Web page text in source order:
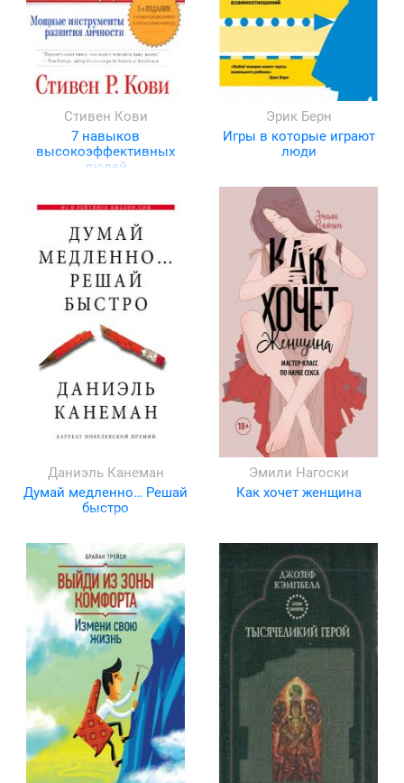
Стивен Кови
7 навыков
высокоэффективных
людей
Эрик Берн
Игры в которые играют
люди
Даниэль Канеман
Думай медленно… Решай
быстро
Эмили Нагоски
Как хочет женщина